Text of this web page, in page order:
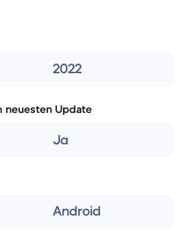
2022
neuesten Update
Ja
Android